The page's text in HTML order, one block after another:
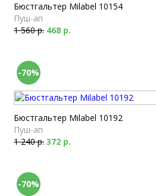
Бюстгальтер Milabel 10154
Пуш-ап
1 560 р. 468 р.
-70%
Бюстгальтер Milabel 10192
Пуш-ап
1 240 р. 372 р.
-70%